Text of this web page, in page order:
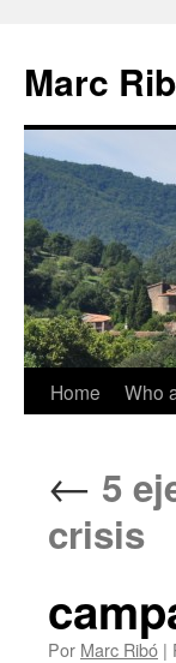
Marc
Saltar
contenido
Home Who
← 5
crisis
Por Marc Ribó |